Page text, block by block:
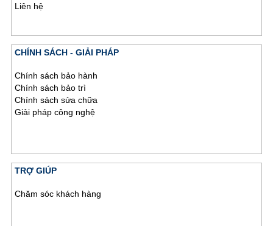
Liên hệ
CHÍNH SÁCH - GIẢI PHÁP
Chính sách bảo hành
Chính sách bảo trì
Chính sách sửa chữa
Giải pháp công nghệ
TRỢ GIÚP
Chăm sóc khách hàng